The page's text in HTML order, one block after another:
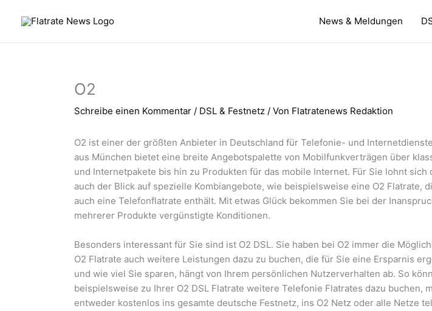
Inhalt
News & Meldungen
O2
Schreibe einen Kommentar / DSL & Festnetz / Von Flatratenews Redaktion
O2 ist einer der größten Anbieter in Deutschland für Telefonie- und
aus München bietet eine breite Angebotspalette von Mobilfunkverträgen über
und Internetpakete bis hin zu Produkten für das mobile Internet. Für Sie lohnt sich
auch der Blick auf spezielle Kombiangebote, wie beispielsweise eine O2 Flatrate,
auch eine Telefonflatrate enthält. Mit etwas Glück bekommen Sie bei der
mehrerer Produkte vergünstigte Konditionen.
Besonders interessant für Sie sind ist O2 DSL. Sie haben bei O2 immer die
O2 Flatrate auch weitere Leistungen dazu zu buchen, die für Sie eine Ersparnis
und wie viel Sie sparen, hängt von Ihrem persönlichen Nutzerverhalten ab. So
beispielsweise zu Ihrer O2 DSL Flatrate weitere Telefonie Flatrates dazu buchen,
entweder kostenlos ins gesamte deutsche Festnetz, ins O2 Netz oder alle Netze